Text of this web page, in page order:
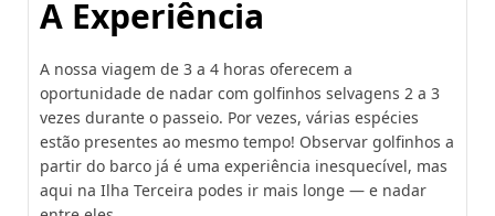
A Experiência
A nossa viagem de 3 a 4 horas oferecem a
oportunidade de nadar com golfinhos selvagens 2 a 3
vezes durante o passeio. Por vezes, várias espécies
estão presentes ao mesmo tempo! Observar golfinhos a
partir do barco já é uma experiência inesquecível, mas
aqui na Ilha Terceira podes ir mais longe — e nadar